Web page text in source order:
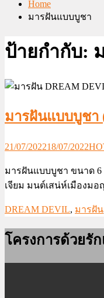
Home
มารฝันแบบบูชา
ป้ายกำกับ:
มารฝันแบบบูชา
21/07/202218/07/2022
มารฝันแบบบูชา ขนาด 6
เจียม มนต์เสน่ห์เมืองมอ
DREAM DEVIL, มารฝัน
โครงการด้วยรั